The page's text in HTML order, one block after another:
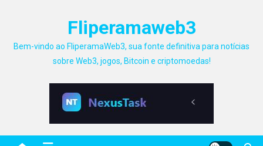
Fliperamaweb3
Bem-vindo ao FliperamaWeb3, sua fonte definitiva para notícias
sobre Web3, jogos, Bitcoin e criptomoedas!